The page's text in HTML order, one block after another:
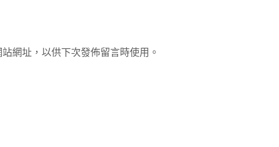
網址，以供下次發佈留言時使用。